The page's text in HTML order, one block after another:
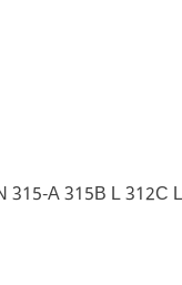
315-A 315B L 312C